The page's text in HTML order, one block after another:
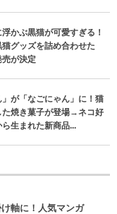
かぶ黒猫が可愛すぎる！
グッズを詰め合わせた
売が決定
が「なごにゃん」に！猫
た焼き菓子が登場→ネコ好
生まれた新商品...
軸に！人気マンガ